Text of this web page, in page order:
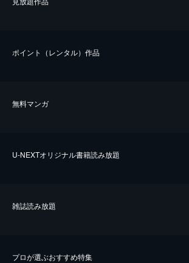
ポイント（レンタル）作品
無料マンガ
U-NEXTオリジナル書籍読み放題
雑誌読み放題
プロが選ぶおすすめ特集